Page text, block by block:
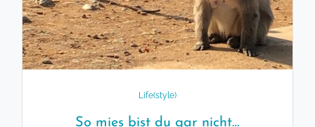
Life(style)
So mies bist du gar nicht…